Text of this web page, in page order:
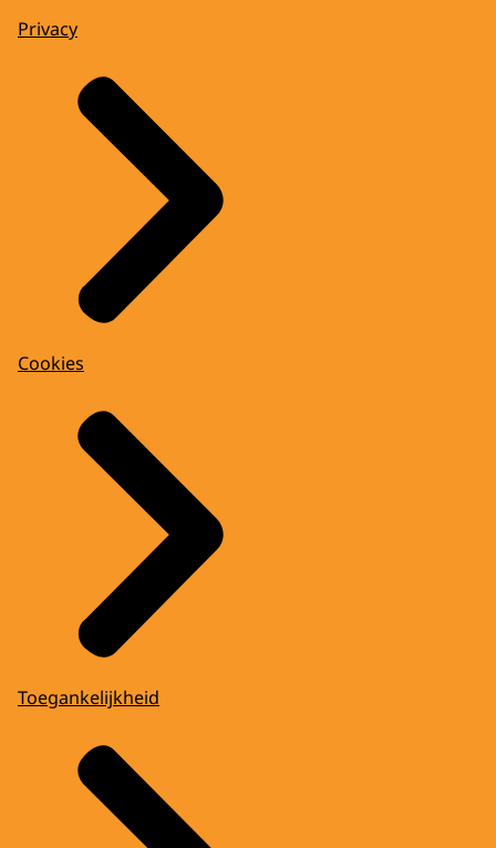
Privacy
Cookies
Toegankelijkheid